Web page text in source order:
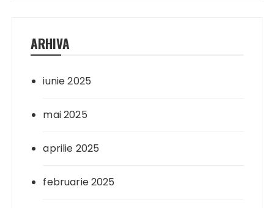
ARHIVA
iunie 2025
mai 2025
aprilie 2025
februarie 2025